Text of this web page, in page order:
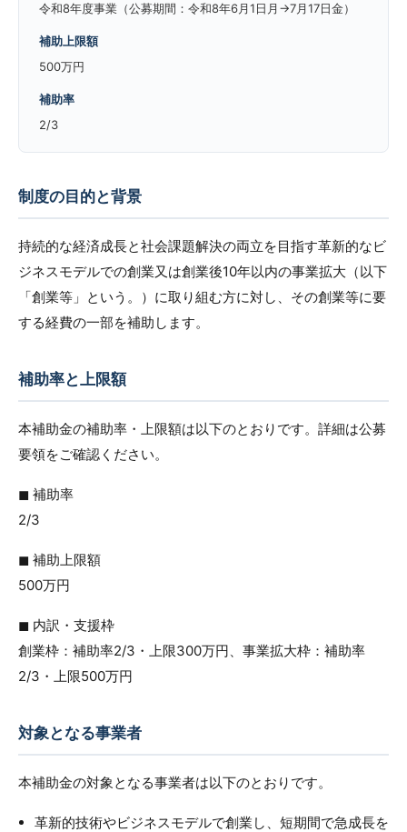
令和8年度事業（公募期間：令和8年6月1日月→7月17日金）
補助上限額
500万円
補助率
2/3
制度の目的と背景
持続的な経済成長と社会課題解決の両立を目指す革新的なビ
ジネスモデルでの創業又は創業後10年以内の事業拡大（以下
「創業等」という。）に取り組む方に対し、その創業等に要
する経費の一部を補助します。
補助率と上限額
本補助金の補助率・上限額は以下のとおりです。詳細は公募
要領をご確認ください。
◼︎ 補助率
2/3
◼︎ 補助上限額
500万円
◼︎ 内訳・支援枠
創業枠：補助率2/3・上限300万円、事業拡大枠：補助率
2/3・上限500万円
対象となる事業者
本補助金の対象となる事業者は以下のとおりです。
革新的技術やビジネスモデルで創業し、短期間で急成長を